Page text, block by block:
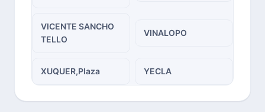
VICENTE SANCHO
TELLO
VINALOPO
XUQUER,Plaza YECLA